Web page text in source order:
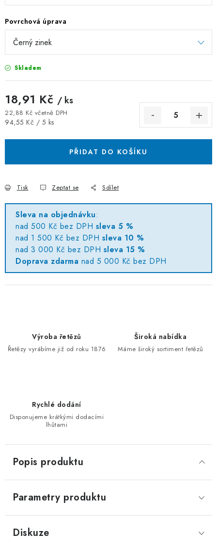
Povrchová úprava
Skladem
18,91 Kč / ks
22,88 Kč včetně DPH
Měrná cena:
94,55 Kč / 5 ks
PŘIDAT DO KOŠÍKU
Tisk Zeptat se Sdílet
Sleva na objednávku:
nad 500 Kč bez DPH sleva 5 %
nad 1 500 Kč bez DPH sleva 10 %
nad 3 000 Kč bez DPH sleva 15 %
Doprava zdarma nad 5 000 Kč bez DPH
Výroba řetězů
Řetězy vyrábíme již od roku 1876
Široká nabídka
Máme široký sortiment řetězů
Rychlé dodání
Disponujeme krátkými dodacími
lhůtami
Popis produktu
Parametry produktu
Diskuze